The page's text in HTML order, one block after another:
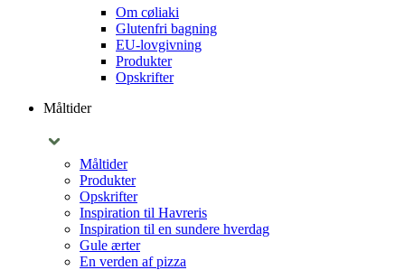
Om cøliaki
Glutenfri bagning
EU-lovgivning
Produkter
Opskrifter
Måltider
Måltider
Produkter
Opskrifter
Inspiration til Havreris
Inspiration til en sundere hverdag
Gule ærter
En verden af pizza